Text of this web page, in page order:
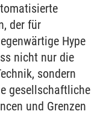
der für
Hype
nicht nur die
sondern
gesellschaftliche
und Grenzen